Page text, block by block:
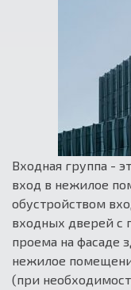
Входная группа -
вход в нежилое
обустройством
входных дверей с
проема на фасаде
нежилое
(при